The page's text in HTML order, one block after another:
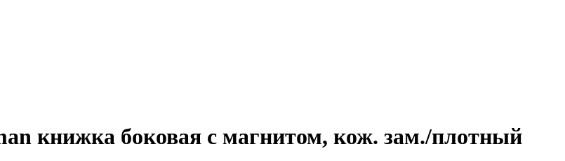
книжка боковая с магнитом, кож. зам./плотный